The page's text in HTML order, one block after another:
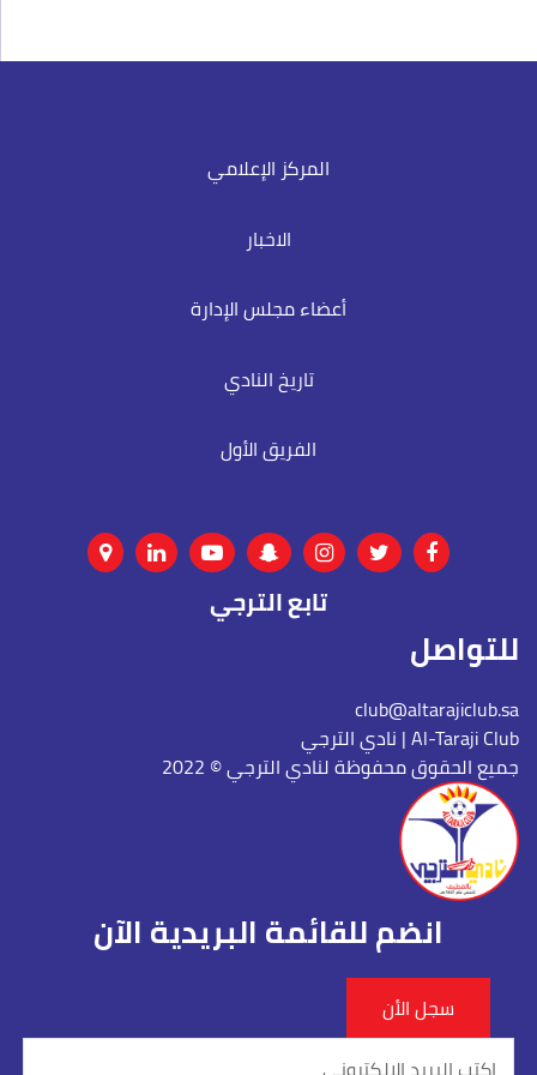
المركز الإعلامي
الاخبار
أعضاء مجلس الإدارة
تاريخ النادي
الفريق الأول
تابع الترجي
للتواصل
club@altarajiclub.sa
نادي الترجي | Al-Taraji Club
جميع الحقوق محفوظة لنادي الترجي © 2022
انضم للقائمة البريدية الآن